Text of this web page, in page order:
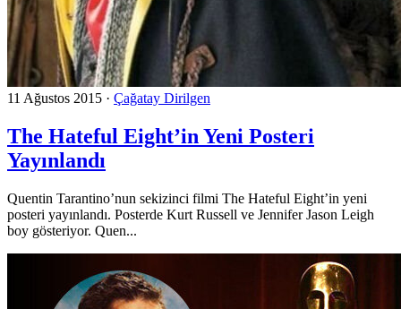
11 Ağustos 2015 · Çağatay Dirilgen
The Hateful Eight’in Yeni Posteri
Yayınlandı
Quentin Tarantino’nun sekizinci filmi The Hateful Eight’in yeni
posteri yayınlandı. Posterde Kurt Russell ve Jennifer Jason Leigh
boy gösteriyor. Quen...